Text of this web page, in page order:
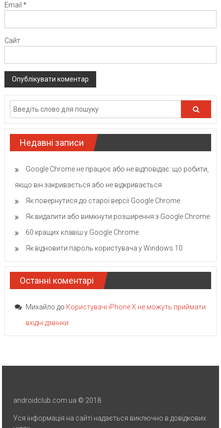
Email *
Сайт
Недавні записи
Google Chrome не працює або не відповідає: що робити,
якщо він закривається або не відкривається
Як повернутися до старої версії Google Chrome
Як видалити або вимкнути розширення з Google Chrome
60 кращих клавіш у Google Chrome
Як відновити пароль користувача у Windows 10
Останні коментарі
Михайло до Користувачі iPhone X не можуть приймати
вхідні дзвінки
androidclub.com.ua © 2018
Уся інформація на сайті надається виключно в довідкових